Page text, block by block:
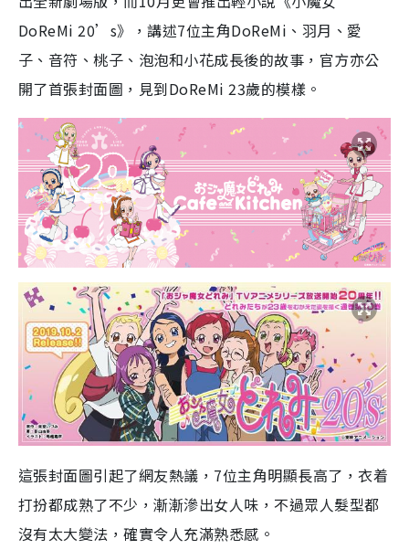
DoReMi 20’s》，講述7位主角DoReMi 、 羽月 、 愛
子 、 音符 、桃子 、 泡泡和小花成長後的故事，官方亦公
開了首張封面圖，見到DoReMi 23歲的模樣。
這張封面圖引起了網友熱議， 7位主角明顯長高了，衣着
打扮都成熟了不少，漸漸滲出女人味，不過眾人髮型都
沒有太大變法，確實令人充滿熟悉感。